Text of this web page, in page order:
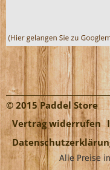
© 2015 Paddel Store
Vertrag widerrufen
Alle Preise